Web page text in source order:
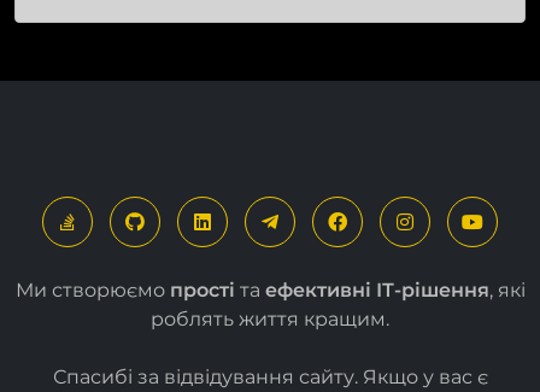
Ми створюємо прості та ефективні ІТ-рішення, які
роблять життя кращим.
Спасибі за відвідування сайту. Якщо у вас є